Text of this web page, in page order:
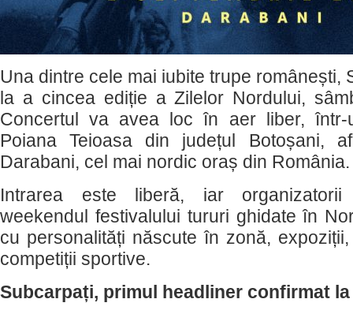
Una dintre cele mai iubite trupe românești,
la a cincea ediție a Zilelor Nordului,
Concertul va avea loc în aer liber,
Poiana Teioasa din județul Botoșani,
Darabani, cel mai nordic oraș din România.
Intrarea este liberă, iar organizatorii
weekendul festivalului tururi ghidate în
cu personalități născute în zonă,
competiții sportive.
Subcarpați, primul headliner confirmat la